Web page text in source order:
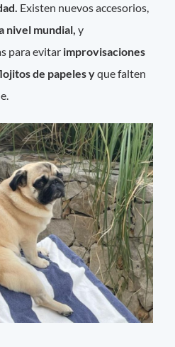
Existen nuevos accesorios,
nivel mundial, y
para evitar improvisaciones
de papeles yque falten